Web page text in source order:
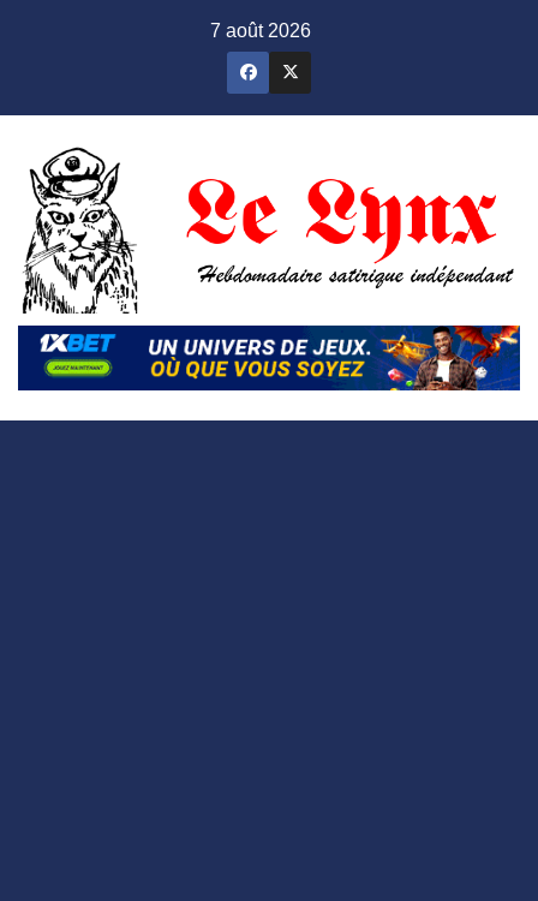
7 août 2026